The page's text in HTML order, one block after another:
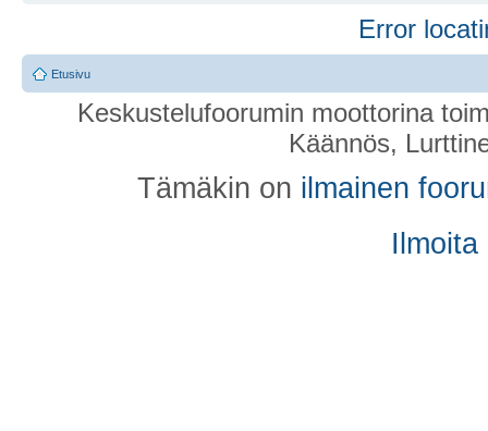
Error
Etusivu
Keskustelufoorumin moottorina
Käännös,
Tämäkin on ilmainen